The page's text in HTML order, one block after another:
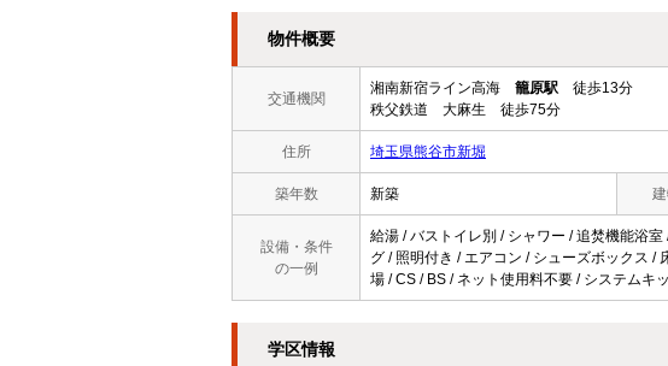
物件概要
交通機関
湘南新宿ライン高海 籠原駅 徒歩13分
秩父鉄道 大麻生 徒歩75分
住所 埼玉県熊谷市新堀
築年数 新築
設備・条件
の一例
給湯 / バストイレ別 / シャワー / 追焚機能浴
グ / 照明付き / エアコン / シューズボックス /
場 / CS / BS / ネット使用料不要 / システム
学区情報